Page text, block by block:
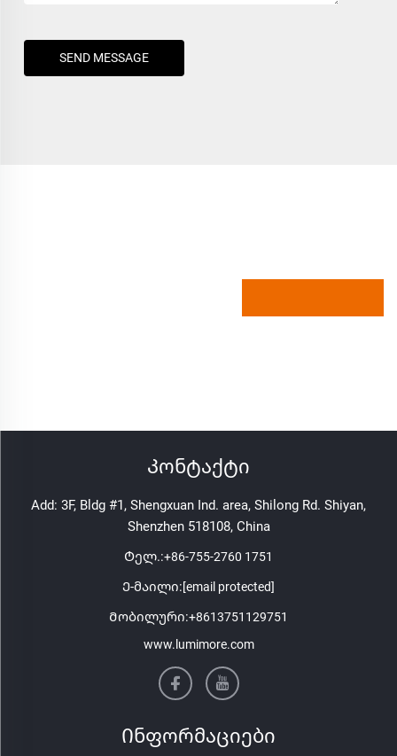
SEND MESSAGE
Კონტაქტი
Add: 3F, Bldg #1, Shengxuan Ind. area, Shilong Rd. Shiyan,
Shenzhen 518108, China
Ტელ.:+86-755-2760 1751
Ე-მაილი:[email protected]
Მობილური:+8613751129751
www.lumimore.com
Ინფორმაციები